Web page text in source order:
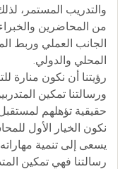
والتدريب المستمر،
من المحاضرين
الجانب العملي وربط
المحلي والدولي.
رؤيتنا أن نكون منارة
ورسالتنا تمكين
حقيقية تؤهلهم
نكون الخيار الأول
يسعى إلى تنمية
رسالتنا فهي تمكين